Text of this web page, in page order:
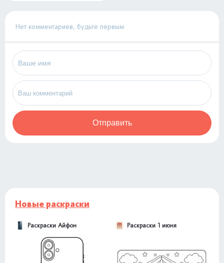
Нет комментариев, будьте первым
Отправить
Новые раскраски
Раскраски Айфон Раскраски 1 июня